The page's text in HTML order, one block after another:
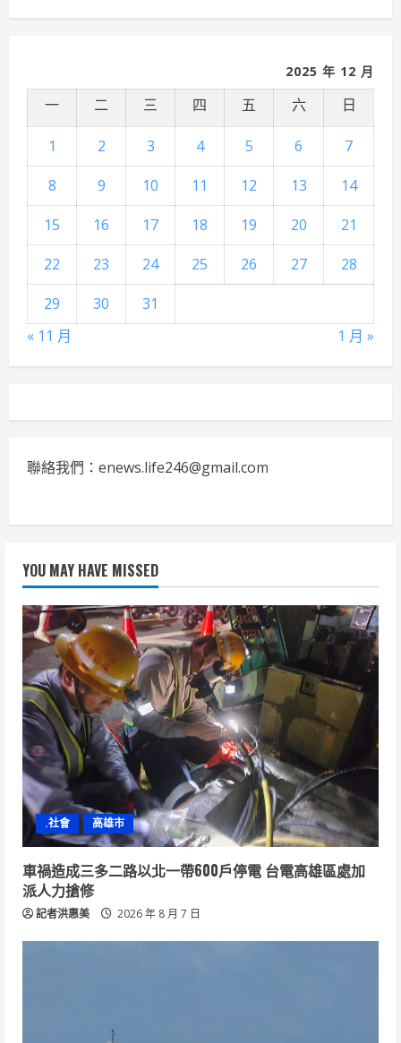
2025 年 12 月
一 二 三 四 五 六 日
1 2 3 4 5 6
7
8
9 10 11 12 13
14
15
16 17 18 19 20
21
22
23 24 25 26 27
28
29
30
31
« 11 月
1 月 »
聯絡我們：enews.life246@gmail.com
YOU MAY HAVE MISSED
.社會 高雄市
車禍造成三多二路以北一帶600戶停電 台電高雄區處加
派人力搶修
記者洪惠美 2026 年 8 月 7 日